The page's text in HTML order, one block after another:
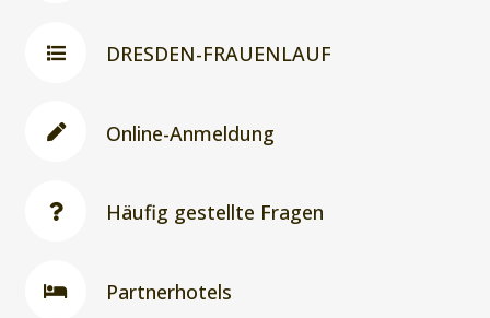
DRESDEN-FRAUENLAUF
Online-Anmeldung
Häufig gestellte Fragen
Partnerhotels